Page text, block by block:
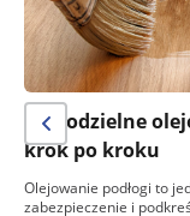
Samodzielne
krok po kroku
Olejowanie podłogi to
zabezpieczenie i